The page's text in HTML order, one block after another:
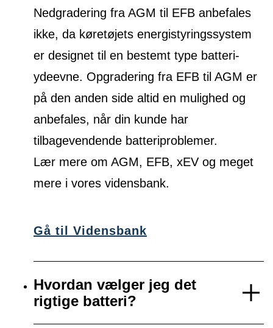
Nedgradering fra AGM til EFB anbefales
ikke, da køretøjets energistyringssystem
er designet til en bestemt type batteri-
ydeevne. Opgradering fra EFB til AGM er
på den anden side altid en mulighed og
anbefales, når din kunde har
tilbagevendende batteriproblemer.
Lær mere om AGM, EFB, xEV og meget
mere i vores vidensbank.
Gå til Vidensbank
Hvordan vælger jeg det
rigtige batteri?